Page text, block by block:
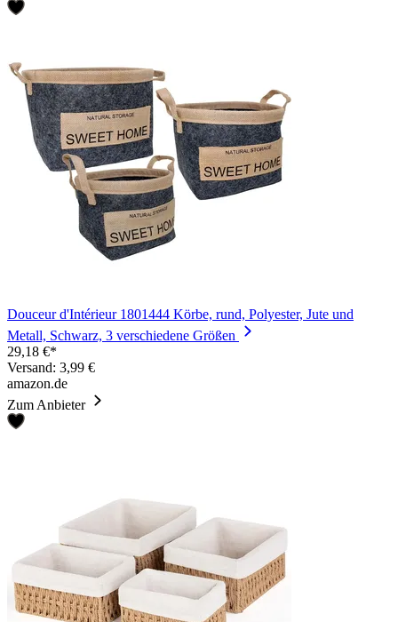
Douceur d'Intérieur 1801444 Körbe, rund, Polyester, Jute und
Metall, Schwarz, 3 verschiedene Größen
29,18 €*
Versand: 3,99 €
amazon.de
Zum Anbieter